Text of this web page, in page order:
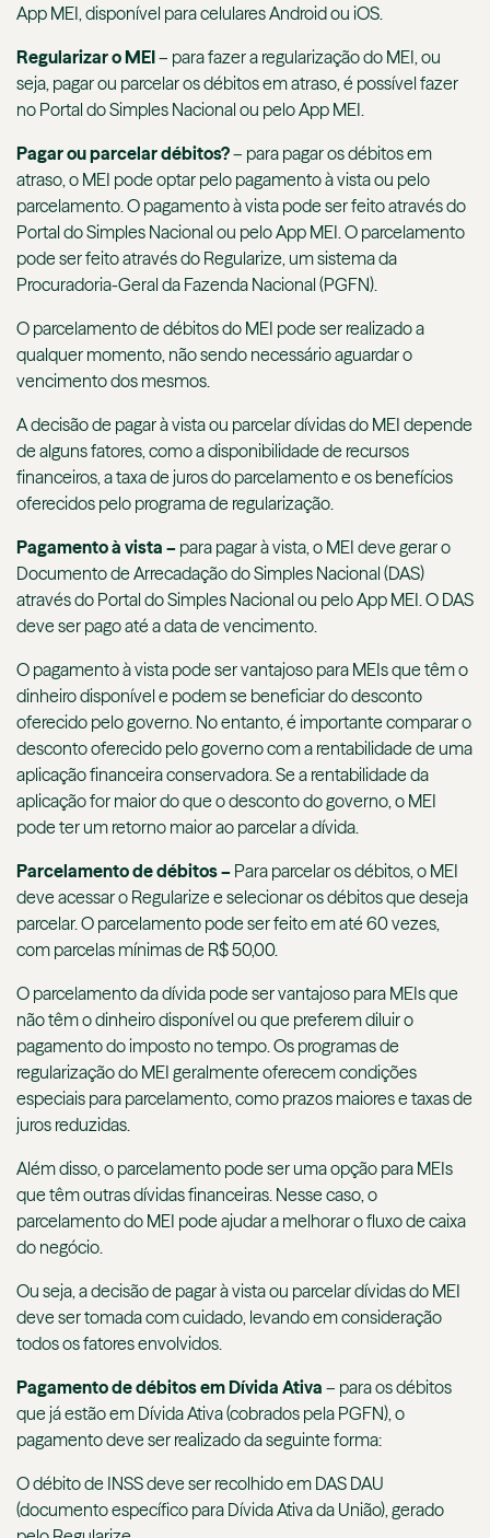
App MEI, disponível para celulares Android ou iOS.
Regularizar o MEI– para fazer a regularização do MEI, ou
seja, pagar ou parcelar os débitos em atraso, é possível fazer
no Portal do Simples Nacional ou pelo App MEI.
Pagar ou parcelar débitos?– para pagar os débitos em
atraso, o MEI pode optar pelo pagamento à vista ou pelo
parcelamento. O pagamento à vista pode ser feito através do
Portal do Simples Nacional ou pelo App MEI. O parcelamento
pode ser feito através do Regularize, um sistema da
Procuradoria-Geral da Fazenda Nacional (PGFN).
O parcelamento de débitos do MEI pode ser realizado a
qualquer momento, não sendo necessário aguardar o
vencimento dos mesmos.
A decisão de pagar à vista ou parcelar dívidas do MEI depende
de alguns fatores, como a disponibilidade de recursos
financeiros, a taxa de juros do parcelamento e os benefícios
oferecidos pelo programa de regularização.
Pagamento à vista – para pagar à vista, o MEI deve gerar o
Documento de Arrecadação do Simples Nacional (DAS)
através do Portal do Simples Nacional ou pelo App MEI. O DAS
deve ser pago até a data de vencimento.
O pagamento à vista pode ser vantajoso para MEIs que têm o
dinheiro disponível e podem se beneficiar do desconto
oferecido pelo governo. No entanto, é importante comparar o
desconto oferecido pelo governo com a rentabilidade de uma
aplicação financeira conservadora. Se a rentabilidade da
aplicação for maior do que o desconto do governo, o MEI
pode ter um retorno maior ao parcelar a dívida.
Parcelamento de débitos – Para parcelar os débitos, o MEI
deve acessar o Regularize e selecionar os débitos que deseja
parcelar. O parcelamento pode ser feito em até 60 vezes,
com parcelas mínimas de R$ 50,00.
O parcelamento da dívida pode ser vantajoso para MEIs que
não têm o dinheiro disponível ou que preferem diluir o
pagamento do imposto no tempo. Os programas de
regularização do MEI geralmente oferecem condições
especiais para parcelamento, como prazos maiores e taxas de
juros reduzidas.
Além disso, o parcelamento pode ser uma opção para MEIs
que têm outras dívidas financeiras. Nesse caso, o
parcelamento do MEI pode ajudar a melhorar o fluxo de caixa
do negócio.
Ou seja, a decisão de pagar à vista ou parcelar dívidas do MEI
deve ser tomada com cuidado, levando em consideração
todos os fatores envolvidos.
Pagamento de débitos em Dívida Ativa – para os débitos
que já estão em Dívida Ativa (cobrados pela PGFN), o
pagamento deve ser realizado da seguinte forma:
O débito de INSS deve ser recolhido em DAS DAU
(documento específico para Dívida Ativa da União), gerado